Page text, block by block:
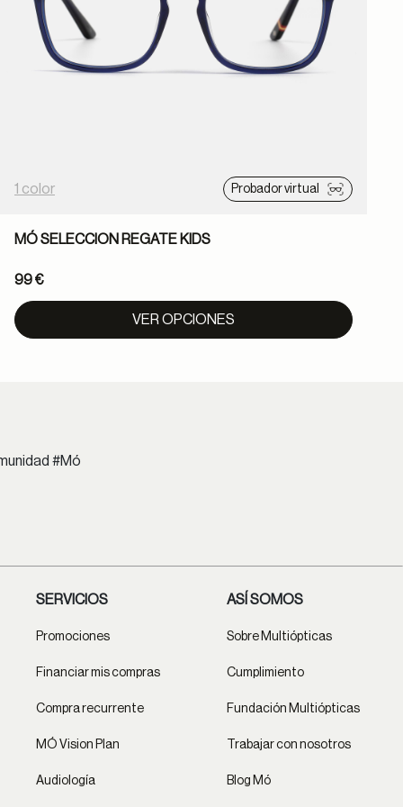
1 color Probador virtual
MÓ SELECCION REGATE KIDS
99 €
VER OPCIONES
#Mó
SERVICIOS
Promociones
Financiar mis compras
Compra recurrente
MÓ Vision Plan
Audiología
ASÍ SOMOS
Sobre Multiópticas
Cumplimiento
Fundación Multiópticas
Trabajar con nosotros
Blog Mó